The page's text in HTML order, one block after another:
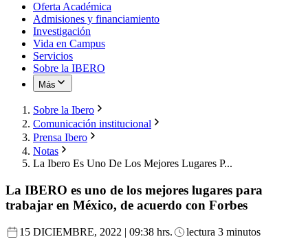
Oferta Académica
Admisiones y financiamiento
Investigación
Vida en Campus
Servicios
Sobre la IBERO
Más
Sobre la Ibero
Comunicación institucional
Prensa Ibero
Notas
La Ibero Es Uno De Los Mejores Lugares P...
La IBERO es uno de los mejores lugares para
trabajar en México, de acuerdo con Forbes
15 DICIEMBRE, 2022 | 09:38 hrs. lectura 3 minutos